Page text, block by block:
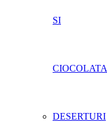
SI
CIOCOLATA
DESERTURI